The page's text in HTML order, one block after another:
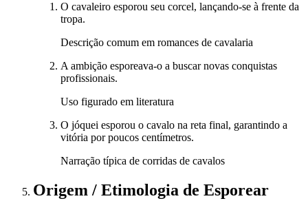
O cavaleiro esporou seu corcel, lançando-se à frente da
tropa.
Descrição comum em romances de cavalaria
A ambição esporeava-o a buscar novas conquistas
profissionais.
Uso figurado em literatura
O jóquei esporou o cavalo na reta final, garantindo a
vitória por poucos centímetros.
Narração típica de corridas de cavalos
Origem / Etimologia de Esporear